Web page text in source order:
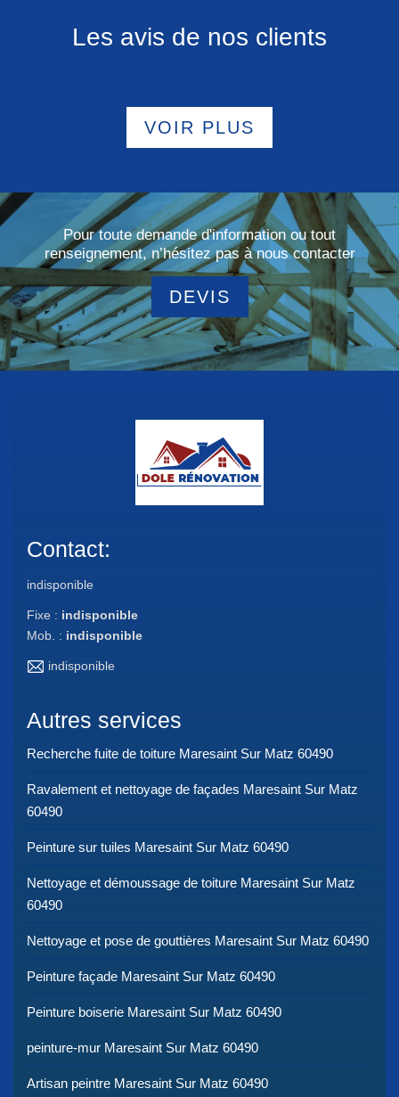
Les avis de nos clients
VOIR PLUS
Pour toute demande d'information ou tout
renseignement, n’hésitez pas à nous contacter
DEVIS
Contact:
indisponible
Fixe : indisponible
Mob. : indisponible
indisponible
Autres services
Recherche fuite de toiture Maresaint Sur Matz 60490
Ravalement et nettoyage de façades Maresaint Sur Matz
60490
Peinture sur tuiles Maresaint Sur Matz 60490
Nettoyage et démoussage de toiture Maresaint Sur Matz
60490
Nettoyage et pose de gouttières Maresaint Sur Matz 60490
Peinture façade Maresaint Sur Matz 60490
Peinture boiserie Maresaint Sur Matz 60490
peinture-mur Maresaint Sur Matz 60490
Artisan peintre Maresaint Sur Matz 60490